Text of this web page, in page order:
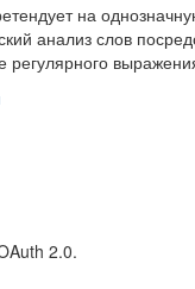
на
анализ слов
регулярного
2.0.